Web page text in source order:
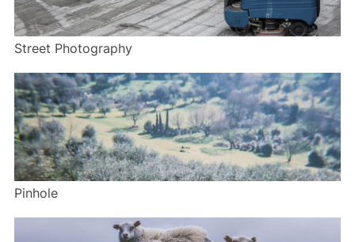
Street Photography
Pinhole